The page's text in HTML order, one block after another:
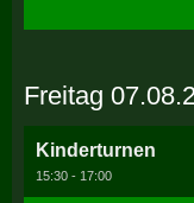
Freitag
Kinderturnen
15:30 - 17:00